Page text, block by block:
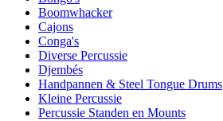
Boomwhacker
Cajons
Conga's
Diverse Percussie
Djembés
Handpannen & Steel Tongue Drums
Kleine Percussie
Percussie Standen en Mounts